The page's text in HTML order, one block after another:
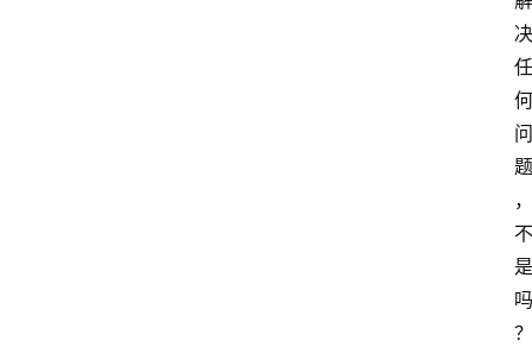
决
任
何
问
题
，
不
是
吗
？